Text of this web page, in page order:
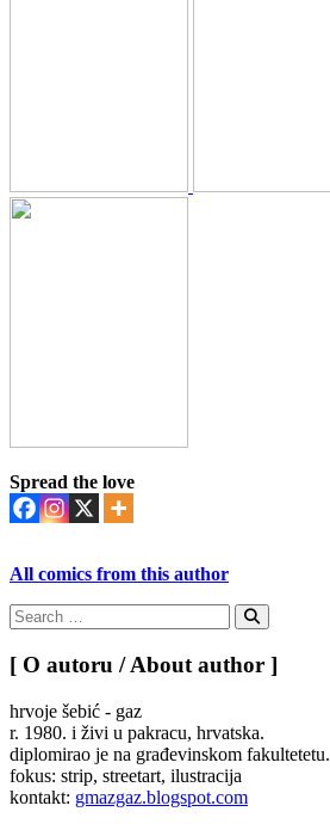
Spread the love
All comics from this author
Search
for:
Search
[ O autoru / About author ]
hrvoje šebić - gaz
r. 1980. i živi u pakracu, hrvatska.
diplomirao je na građevinskom fakultetetu.
fokus: strip, streetart, ilustracija
kontakt: gmazgaz.blogspot.com